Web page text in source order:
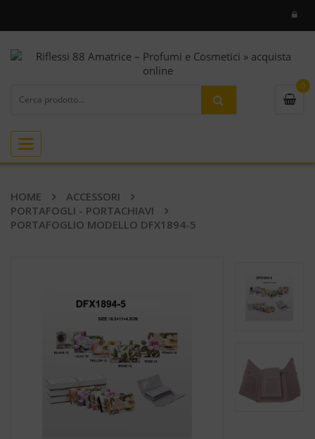
0
Toggle
navigation
HOME
ACCESSORI
PORTAFOGLI - PORTACHIAVI
PORTAFOGLIO MODELLO DFX1894-5